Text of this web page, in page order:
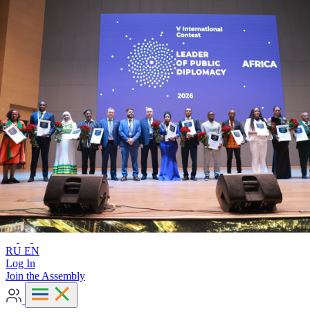
Advanced search
RU EN
RU EN
Log In
Join the Assembly